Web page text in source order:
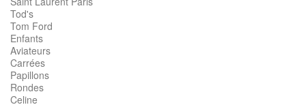
Tod's
Tom Ford
Enfants
Aviateurs
Carrées
Papillons
Rondes
Celine